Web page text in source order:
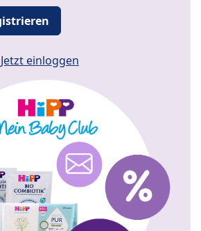
Jetzt einloggen